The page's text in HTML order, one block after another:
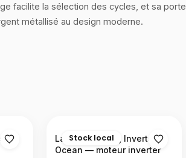
facilite la sélection des cycles, et sa porte
métallisé au design moderne.
—
Stock local
Lave-linge 7 kg Inverter
Ocean — moteur inverter